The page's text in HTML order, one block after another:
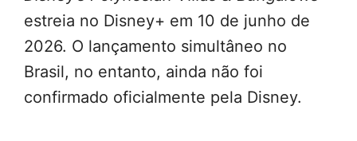
estreia no Disney+ em 10 de junho de
2026. O lançamento simultâneo no
Brasil, no entanto, ainda não foi
confirmado oficialmente pela Disney.